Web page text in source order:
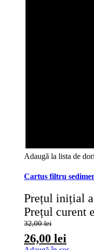
Adaugă la lista de
Cartus filtru
32,00lei
Prețul inițial
26,00 lei
Prețul curent